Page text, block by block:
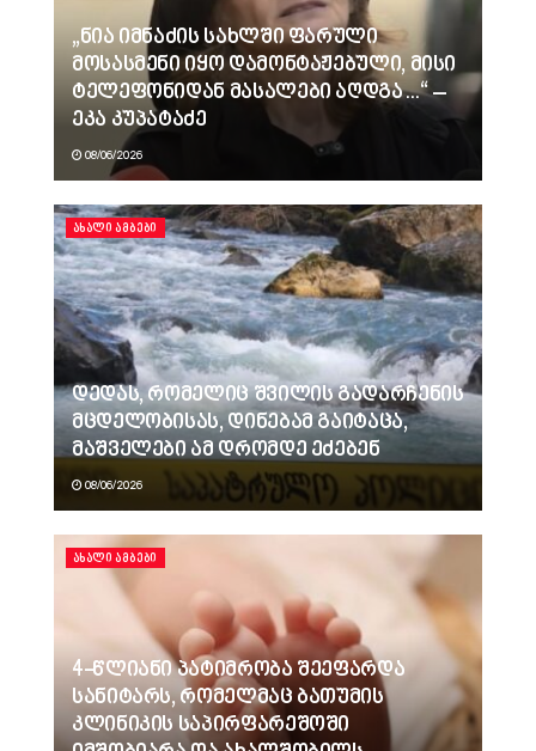
„ნია იმნაძის სახლში ფარული
მოსასმენი იყო დამონტაჟებული, მისი
ტელეფონიდან მასალები აღდგა…“ –
ეკა კუპატაძე
08/06/2026
ᲐᲮᲐᲚᲘ ᲐᲛᲑᲔᲑᲘ
დედას, რომელიც შვილის გადარჩენის
მცდელობისას, დინებამ გაიტაცა,
მაშველები ამ დრომდე ეძებენ
08/06/2026
ᲐᲮᲐᲚᲘ ᲐᲛᲑᲔᲑᲘ
4-წლიანი პატიმრობა შეეფარდა
სანიტარს, რომელმაც ბათუმის
კლინიკის საპირფარეშოში